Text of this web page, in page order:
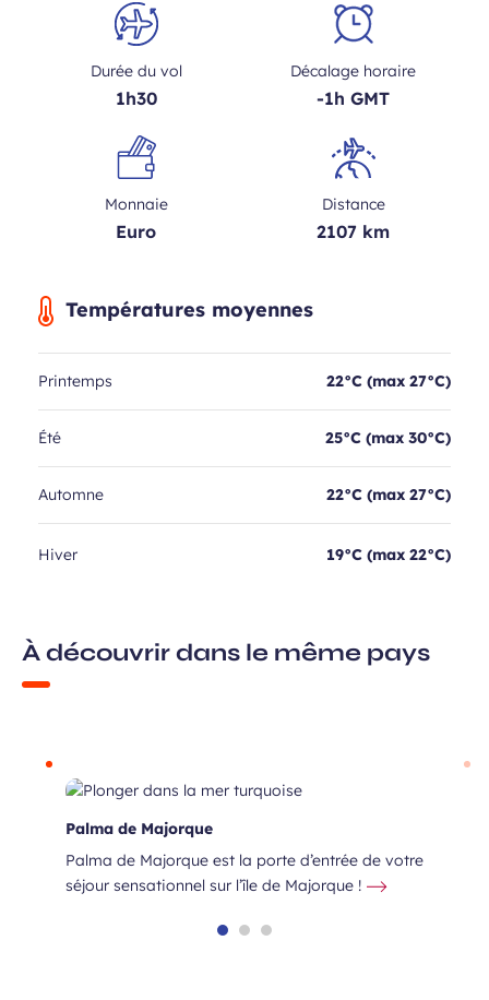
Durée du vol
1h30
Décalage horaire
-1h GMT
Monnaie
Euro
Distance
2107 km
Températures moyennes
Printemps 22°C (max 27°C)
Été 25°C (max 30°C)
Automne 22°C (max 27°C)
Hiver 19°C (max 22°C)
À découvrir dans le même pays
Palma de Majorque
Palma de Majorque est la porte d’entrée de votre
séjour sensationnel sur l’île de Majorque !